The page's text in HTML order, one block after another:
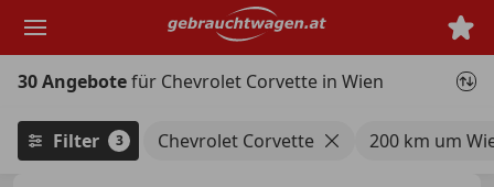
Hauptinhalt
30 Angebotefür Chevrolet Corvette in Wien
Filter 3 Chevrolet Corvette 200 km um